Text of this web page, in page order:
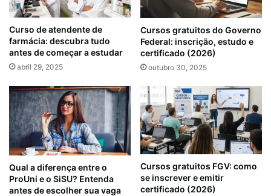
Curso de atendente de
farmácia: descubra tudo
antes de começar a estudar
abril 29, 2025
Cursos gratuitos do Governo
Federal: inscrição, estudo e
certificado (2026)
outubro 30, 2025
Qual a diferença entre o
ProUni e o SiSU? Entenda
antes de escolher sua vaga
Cursos gratuitos FGV: como
se inscrever e emitir
certificado (2026)